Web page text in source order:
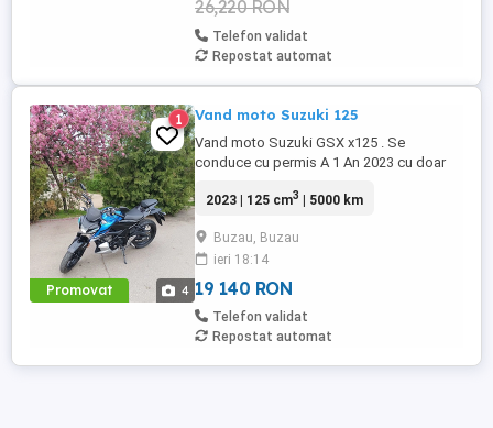
26,220 RON
Telefon validat
Repostat automat
Promovat 4
1 Vand moto Suzuki 125
Vand moto Suzuki GSX x125 . Se
conduce cu permis A 1 An 2023 cu doar
ITP valabil pana in noiembrie 2027 Revizii
2023 | 125 cm3 | 5000 km
Buzau, Buzau
ieri 18:14
19 140 RON
Telefon validat
Repostat automat